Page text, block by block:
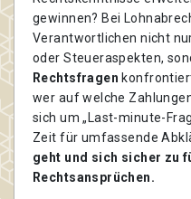
gewinnen? Bei
Verantwortlichen nicht
oder Steueraspekten,
Rechtsfragen
wer auf welche
sich um „Last-minute-
Zeit für umfassende
geht und sich sicher zu
Rechtsansprüchen.